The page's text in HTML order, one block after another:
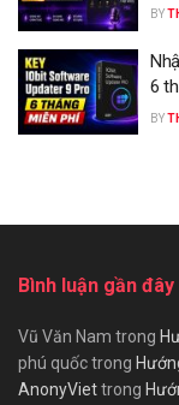
BY
6
BY
Bình luận gần đây
Vũ Văn Nam trong
phú quốctrong
AnonyViettrong